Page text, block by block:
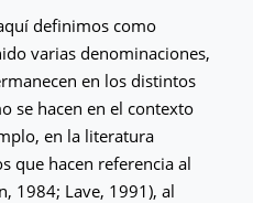
definimos como
varias denominaciones,
en los distintos
se hacen en el contexto
en la literatura
que hacen referencia al
1984; Lave, 1991), al